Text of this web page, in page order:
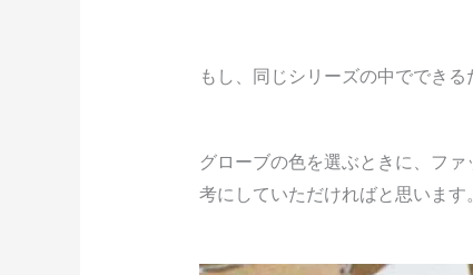
もし、同じシリーズの中ででき
グローブの色を選ぶときに、フ
考にしていただければと思います。